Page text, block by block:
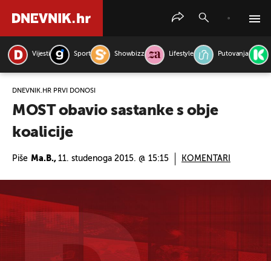
Vijesti Sport Showbizz Lifestyle Putovanja
DNEVNIK.HR PRVI DONOSI
MOST obavio sastanke s obje
koalicije
Piše Ma.B., 11. studenoga 2015. @ 15:15 KOMENTARI
PRETRAŽITE VIJESTI